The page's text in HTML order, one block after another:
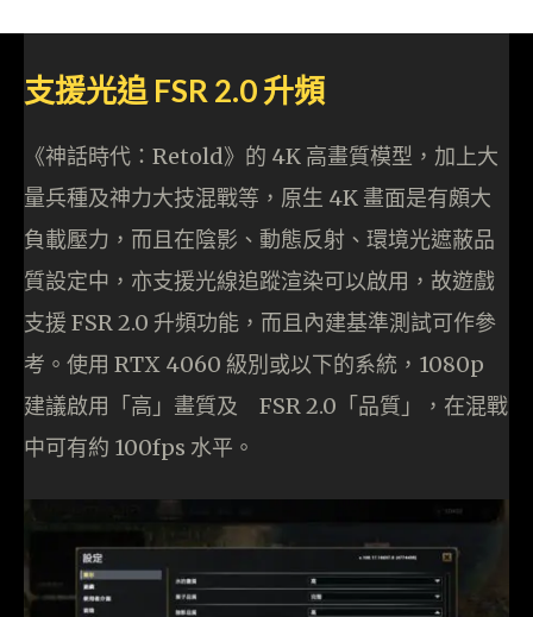
支援光追 FSR 2.0 升頻
《神話時代：Retold》的 4K 高畫質模型，加上大
量兵種及神力大技混戰等，原生 4K 畫面是有頗大
負載壓力，而且在陰影、動態反射、環境光遮蔽品
質設定中，亦支援光線追蹤渲染可以啟用，故遊戲
支援 FSR 2.0 升頻功能，而且內建基準測試可作參
考。使用 RTX 4060 級別或以下的系統，1080p
建議啟用「高」畫質及 FSR 2.0「品質」，在混戰
中可有約 100fps 水平。